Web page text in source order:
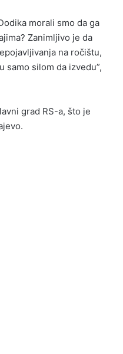
morali smo da ga
Zanimljivo je da
na ročištu,
samo silom da izvedu”,
grad RS-a, što je